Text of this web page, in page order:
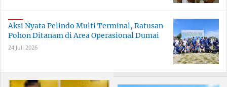
Aksi Nyata Pelindo Multi Terminal, Ratusan
Pohon Ditanam di Area Operasional Dumai
24 Juli 2026